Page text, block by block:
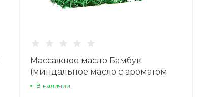
Массажное масло Бамбук
(миндальное масло с ароматом
бамбука) 100 мл
В наличии